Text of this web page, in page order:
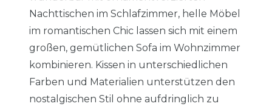
Nachttischen im Schlafzimmer, helle Möbel
im romantischen Chic lassen sich mit einem
großen, gemütlichen Sofa im Wohnzimmer
kombinieren. Kissen in unterschiedlichen
Farben und Materialien unterstützen den
nostalgischen Stil ohne aufdringlich zu